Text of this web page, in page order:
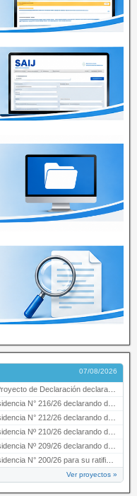
07/08/2026
declarando de interés provincial PRESIDENCI…
declarando de interés provincial la labor …
declarando de interés provincial el “50° A…
declarando de interés provincial el proyec…
declarando de interés provincial la presen…
N° 200/26 para su ratificación.
Ver proyectos »